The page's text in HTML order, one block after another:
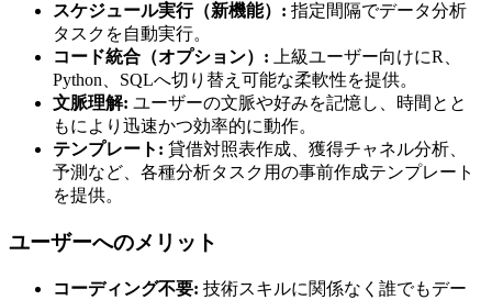
スケジュール実行（新機能）: 指定間隔でデータ分析
タスクを自動実行。
コード統合（オプション）: 上級ユーザー向けにR、
Python、SQLへ切り替え可能な柔軟性を提供。
文脈理解: ユーザーの文脈や好みを記憶し、時間とと
もにより迅速かつ効率的に動作。
テンプレート: 貸借対照表作成、獲得チャネル分析、
予測など、各種分析タスク用の事前作成テンプレート
を提供。
ユーザーへのメリット
コーディング不要: 技術スキルに関係なく誰でもデー